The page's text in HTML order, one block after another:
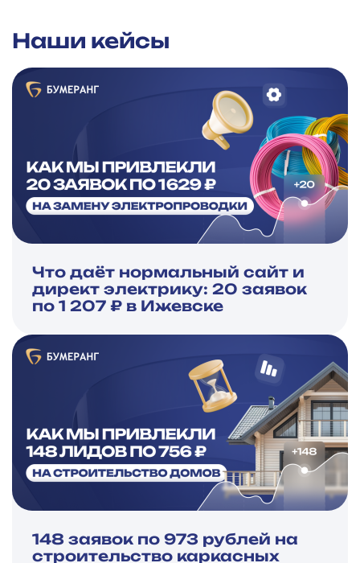
Наши кейсы
Что даёт нормальный сайт и
директ электрику: 20 заявок
по 1 207 ₽ в Ижевске
148 заявок по 973 рублей на
строительство каркасных